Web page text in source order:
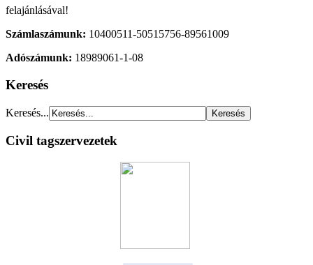
felajánlásával!
Számlaszámunk: 10400511-50515756-89561009
Adószámunk: 18989061-1-08
Keresés
Keresés...
Civil tagszervezetek